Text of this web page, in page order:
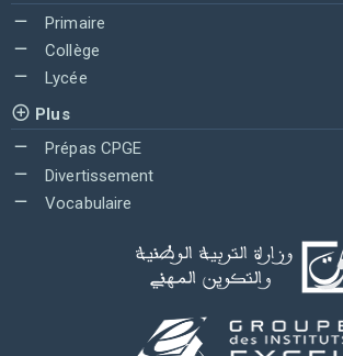
Primaire
Collège
Lycée
Plus
Prépas CPGE
Divertissement
Vocabulaire